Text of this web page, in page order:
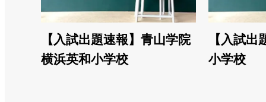
【入試出題速報】青山学院
横浜英和小学校
【入試出
小学校